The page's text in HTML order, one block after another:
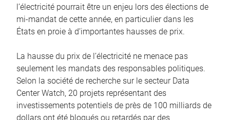
l’électricité pourrait être un enjeu lors des élections de
mi-mandat de cette année, en particulier dans les
États en proie à d’importantes hausses de prix.
La hausse du prix de l’électricité ne menace pas
seulement les mandats des responsables politiques.
Selon la société de recherche sur le secteur Data
Center Watch, 20 projets représentant des
investissements potentiels de près de 100 milliards de
dollars ont été bloqués ou retardés par des